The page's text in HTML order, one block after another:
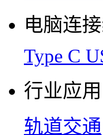
电脑连
Type C
行业应用
轨道交通